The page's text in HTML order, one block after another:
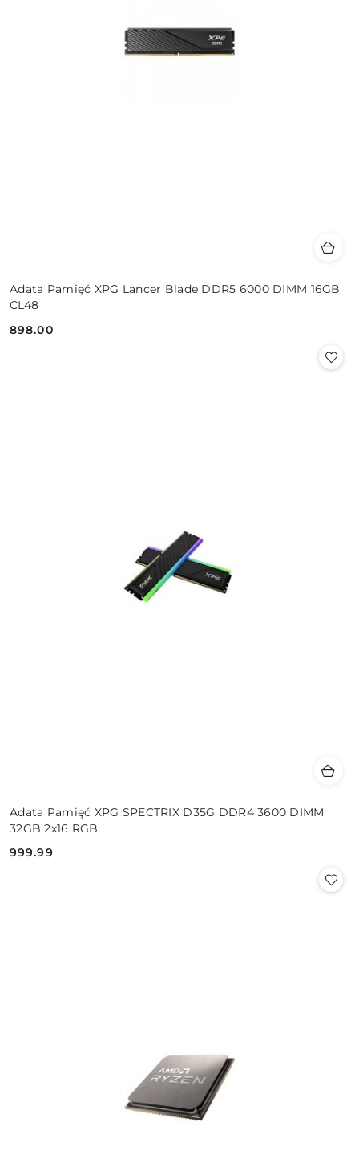
Adata Pamięć XPG Lancer Blade DDR5 6000 DIMM 16GB
CL48
Cena:
898.00
Adata Pamięć XPG SPECTRIX D35G DDR4 3600 DIMM
32GB 2x16 RGB
Cena:
999.99